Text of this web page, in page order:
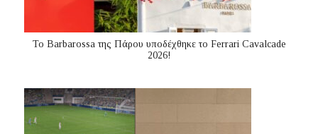
Το Barbarossa της Πάρου υποδέχθηκε το Ferrari Cavalcade
2026!